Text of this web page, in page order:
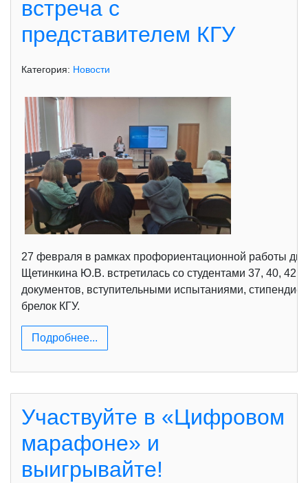
встреча с
представителем КГУ
Категория: Новости
27 февраля в рамках профориентационной работы
Щетинкина Ю.В. встретилась со студентами 37, 40, 42
документов, вступительными испытаниями,
брелок КГУ.
Подробнее...
Участвуйте в «Цифровом
марафоне» и
выигрывайте!